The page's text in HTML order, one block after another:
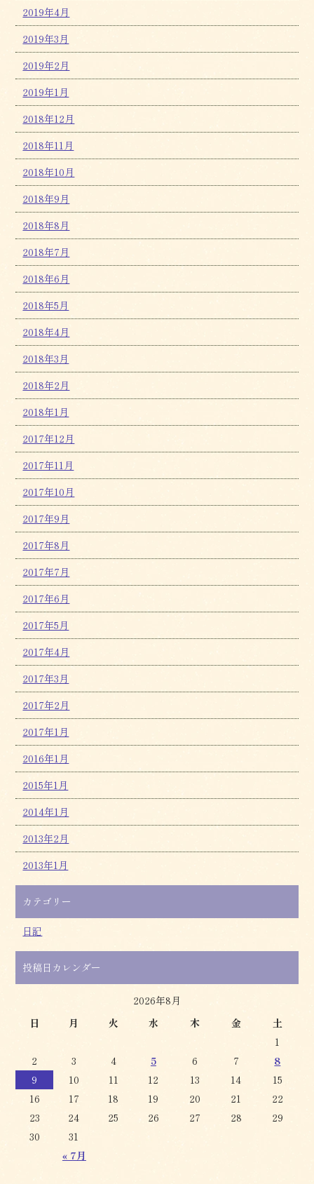
2019年4月
2019年3月
2019年2月
2019年1月
2018年12月
2018年11月
2018年10月
2018年9月
2018年8月
2018年7月
2018年6月
2018年5月
2018年4月
2018年3月
2018年2月
2018年1月
2017年12月
2017年11月
2017年10月
2017年9月
2017年8月
2017年7月
2017年6月
2017年5月
2017年4月
2017年3月
2017年2月
2017年1月
2016年1月
2015年1月
2014年1月
2013年2月
2013年1月
カテゴリー
日記
投稿日カレンダー
2026年8月
日
月 火 水 木 金 土
« 7月
1
2
3 4 5 6 7
8
9
10 11 12 13 14
15
16
17 18 19 20 21
22
23
24 25 26 27 28
29
30
31